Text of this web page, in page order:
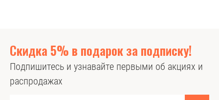
Скидка 5% в подарок за подписку!
Подпишитесь и узнавайте первыми об акциях и
распродажах